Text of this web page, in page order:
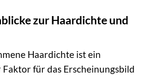
zur Haardichte und
Haardichte ist ein
für das Erscheinungsbild